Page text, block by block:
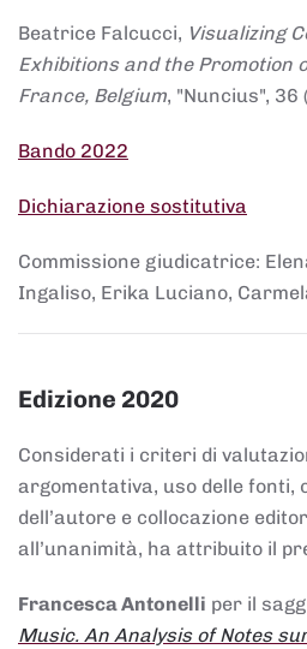
Beatrice Falcucci, Visualizing
Exhibitions and the Promotion
France, Belgium, "Nuncius", 36
Bando 2022
Dichiarazione sostitutiva
Commissione giudicatrice:
Ingaliso, Erika Luciano,
Edizione 2020
Considerati i criteri di
argomentativa, uso delle fonti,
dell’autore e collocazione
all’unanimità, ha attribuito il
Francesca Antonelli per il
Music. An Analysis of Notes